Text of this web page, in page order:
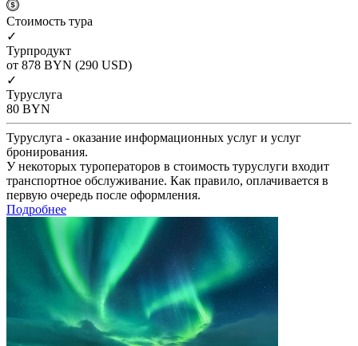
Cтоимость тура
✓
Турпродукт
от 878 BYN (290 USD)
✓
Туруслуга
80 BYN
Туруслуга - оказание информационных услуг и услуг
бронирования.
У некоторых туроператоров в стоимость туруслуги входит
транспортное обслуживание. Как правило, оплачивается в
первую очередь после оформления.
Подробнее